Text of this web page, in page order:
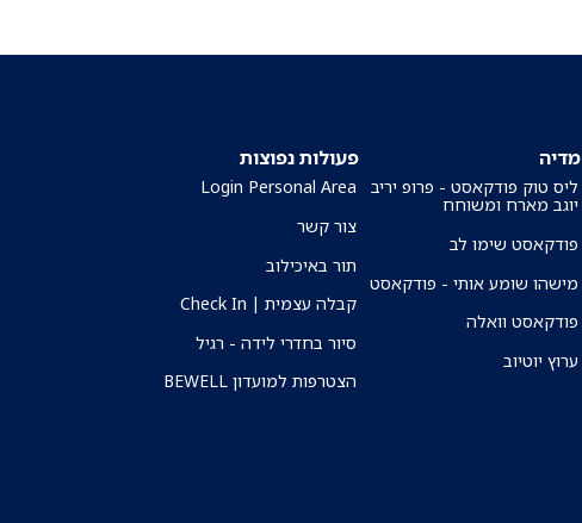
מדיה
ליס טוק פודקאסט - פרופ יריב
יוגב מארח ומשוחח
פודקאסט שימו לב
מישהו שומע אותי - פודקאסט
פודקאסט וואלה
ערוץ יוטיוב
פעולות נפוצות
Login Personal Area
צור קשר
תור באיכילוב
קבלה עצמית | Check In
סיור בחדרי לידה - רגיל
הצטרפות למועדון BEWELL